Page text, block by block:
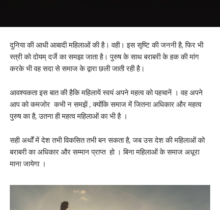
दुनिया की आधी आबादी महिलाओं की है। वही। इस सृष्टि की जननी है, फिर भी
स्त्री को दोयम् दर्जे का समझा जाता है। पुरुष के साथ बराबरी के हक की मांग
करके भी वह सदा से समाज के द्वारा छली जाती रही है।
आवश्यकता इस बात की हैकि महिलायें स्वयं अपने महत्व को पहचानें । वह अपने
आप को कमजोर कभी न समझें , क्योंकि समाज में जितना अधिकार और महत्व
पुरुष का है, उतना ही महत्व महिलाओं का भी है ।
सही अर्थों में देश तभी विकसित तभी बन सकता है, जब उस देश की महिलाओं को
बराबरी का अधिकार और सम्मान प्राप्त हो । बिना महिलाओं के समाज अधूरा
माना जायेगा ।